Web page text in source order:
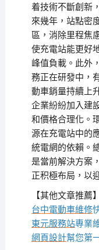
着技術不斷創新
來幾年，站點密
區，消除里程焦
使充電站能更好
峰值負載。此外
務正在研發中，
動車銷量持續上
企業紛紛加入建
和價格合理化。
源在充電站中的
統電網的依賴。
是當前解決方案
正积極布局，以
【其他文章推薦】
台中電動車維修
東元服務站專業
網頁設計幫您第